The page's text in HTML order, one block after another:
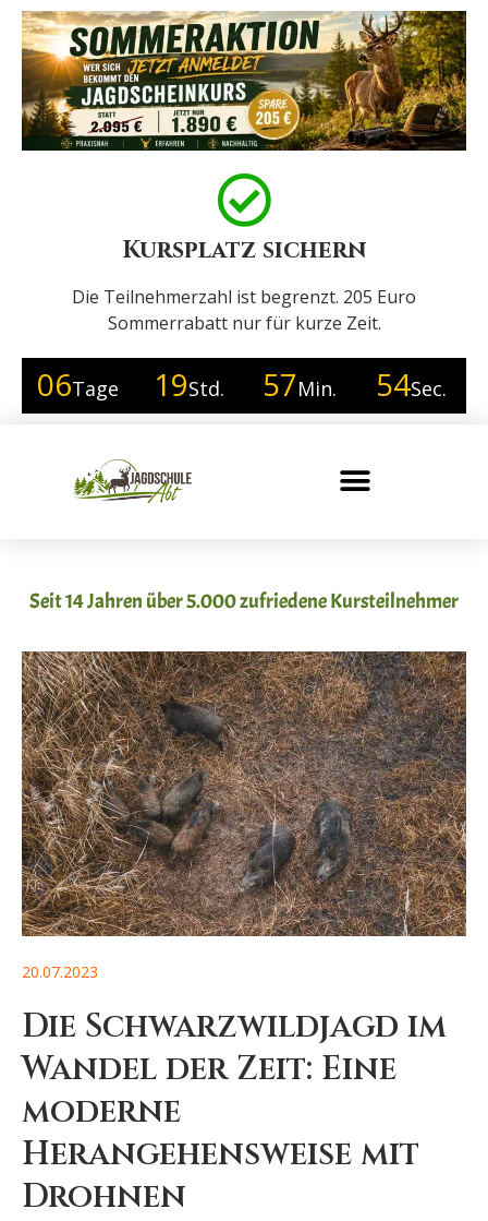
Kursplatz sichern
Die Teilnehmerzahl ist begrenzt. 205 Euro
Sommerrabatt nur für kurze Zeit.
06Tage 19Std. 57Min. 54Sec.
Seit 14 Jahren über 5.000 zufriedene Kursteilnehmer
20.07.2023
Die Schwarzwildjagd im
Wandel der Zeit: Eine
moderne
Herangehensweise mit
Drohnen